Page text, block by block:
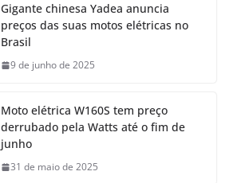
Gigante chinesa Yadea anuncia
preços das suas motos elétricas no
Brasil
9 de junho de 2025
Moto elétrica W160S tem preço
derrubado pela Watts até o fim de
junho
31 de maio de 2025